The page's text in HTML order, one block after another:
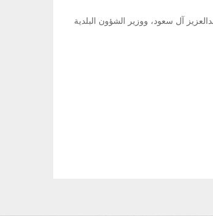
آل سعود، ووزير الشؤون البلدية